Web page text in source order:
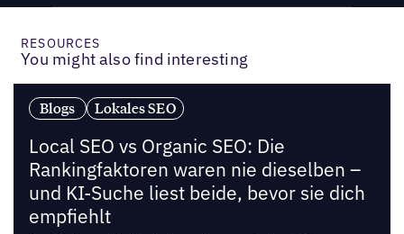
RESOURCES
You might also find interesting
Blogs Lokales SEO
Local SEO vs Organic SEO: Die
Rankingfaktoren waren nie dieselben –
und KI-Suche liest beide, bevor sie dich
empfiehlt